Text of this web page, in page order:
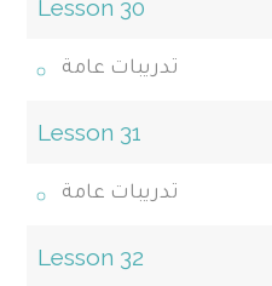
Lesson 30
تدريبات عامة
Lesson 31
تدريبات عامة
Lesson 32